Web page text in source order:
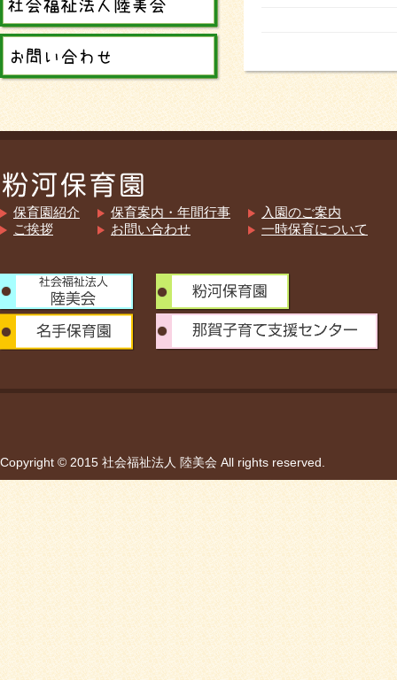
保育園紹介
ご挨拶
保育案内・年間行事
お問い合わせ
入園のご案内
一時保育について
Copyright © 2015 社会福祉法人 陸美会 All rights reserved.